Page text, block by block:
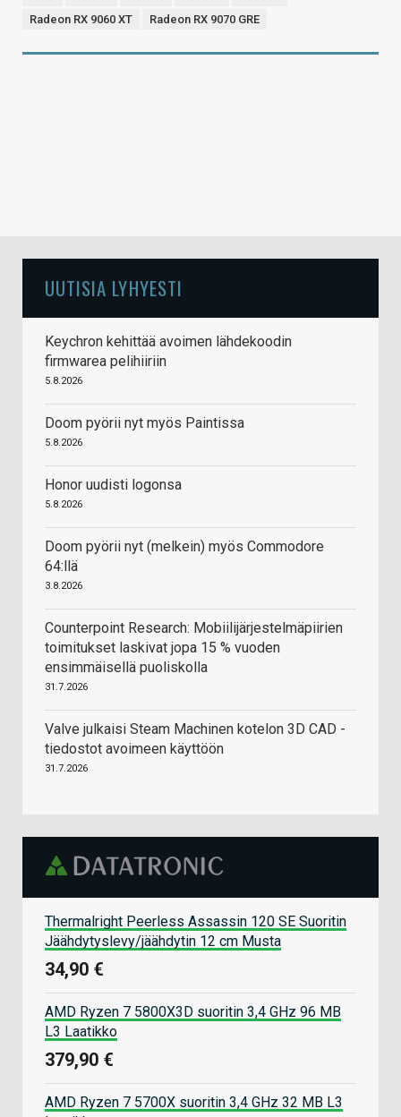
Radeon RX 9060 XT
Radeon RX 9070 GRE
UUTISIA LYHYESTI
Keychron kehittää avoimen lähdekoodin
firmwarea pelihiiriin
5.8.2026
Doom pyörii nyt myös Paintissa
5.8.2026
Honor uudisti logonsa
5.8.2026
Doom pyörii nyt (melkein) myös Commodore
64:llä
3.8.2026
Counterpoint Research: Mobiilijärjestelmäpiirien
toimitukset laskivat jopa 15 % vuoden
ensimmäisellä puoliskolla
31.7.2026
Valve julkaisi Steam Machinen kotelon 3D CAD -
tiedostot avoimeen käyttöön
31.7.2026
Thermalright Peerless Assassin 120 SE Suoritin
Jäähdytyslevy/jäähdytin 12 cm Musta
34,90 €
AMD Ryzen 7 5800X3D suoritin 3,4 GHz 96 MB
L3 Laatikko
379,90 €
AMD Ryzen 7 5700X suoritin 3,4 GHz 32 MB L3